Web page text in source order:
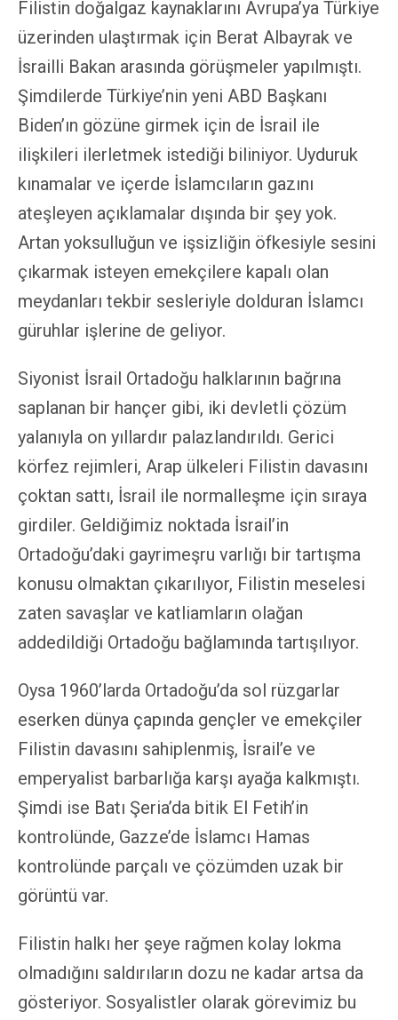
Filistin doğalgaz kaynaklarını Avrupa’ya Türkiye
üzerinden ulaştırmak için Berat Albayrak ve
İsrailli Bakan arasında görüşmeler yapılmıştı.
Şimdilerde Türkiye’nin yeni ABD Başkanı
Biden’ın gözüne girmek için de İsrail ile
ilişkileri ilerletmek istediği biliniyor. Uyduruk
kınamalar ve içerde İslamcıların gazını
ateşleyen açıklamalar dışında bir şey yok.
Artan yoksulluğun ve işsizliğin öfkesiyle sesini
çıkarmak isteyen emekçilere kapalı olan
meydanları tekbir sesleriyle dolduran İslamcı
güruhlar işlerine de geliyor.
Siyonist İsrail Ortadoğu halklarının bağrına
saplanan bir hançer gibi, iki devletli çözüm
yalanıyla on yıllardır palazlandırıldı. Gerici
körfez rejimleri, Arap ülkeleri Filistin davasını
çoktan sattı, İsrail ile normalleşme için sıraya
girdiler. Geldiğimiz noktada İsrail’in
Ortadoğu’daki gayrimeşru varlığı bir tartışma
konusu olmaktan çıkarılıyor, Filistin meselesi
zaten savaşlar ve katliamların olağan
addedildiği Ortadoğu bağlamında tartışılıyor.
Oysa 1960’larda Ortadoğu’da sol rüzgarlar
eserken dünya çapında gençler ve emekçiler
Filistin davasını sahiplenmiş, İsrail’e ve
emperyalist barbarlığa karşı ayağa kalkmıştı.
Şimdi ise Batı Şeria’da bitik El Fetih’in
kontrolünde, Gazze’de İslamcı Hamas
kontrolünde parçalı ve çözümden uzak bir
görüntü var.
Filistin halkı her şeye rağmen kolay lokma
olmadığını saldırıların dozu ne kadar artsa da
gösteriyor. Sosyalistler olarak görevimiz bu